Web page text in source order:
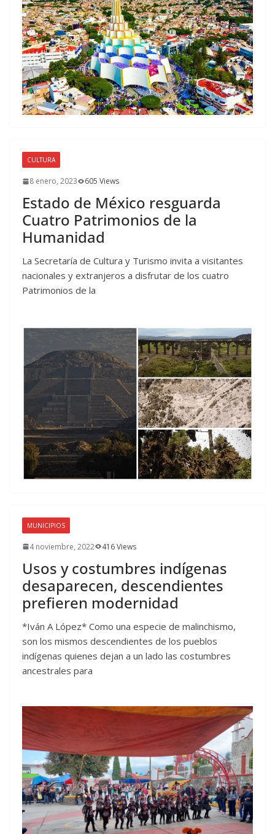
CULTURA
8 enero, 2023 605 Views
Estado de México resguarda
Cuatro Patrimonios de la
Humanidad
La Secretaría de Cultura y Turismo invita a visitantes
nacionales y extranjeros a disfrutar de los cuatro
Patrimonios de la
MUNICIPIOS
4 noviembre, 2022 416 Views
Usos y costumbres indígenas
desaparecen, descendientes
prefieren modernidad
*Iván A López* Como una especie de malinchismo,
son los mismos descendientes de los pueblos
indígenas quienes dejan a un lado las costumbres
ancestrales para